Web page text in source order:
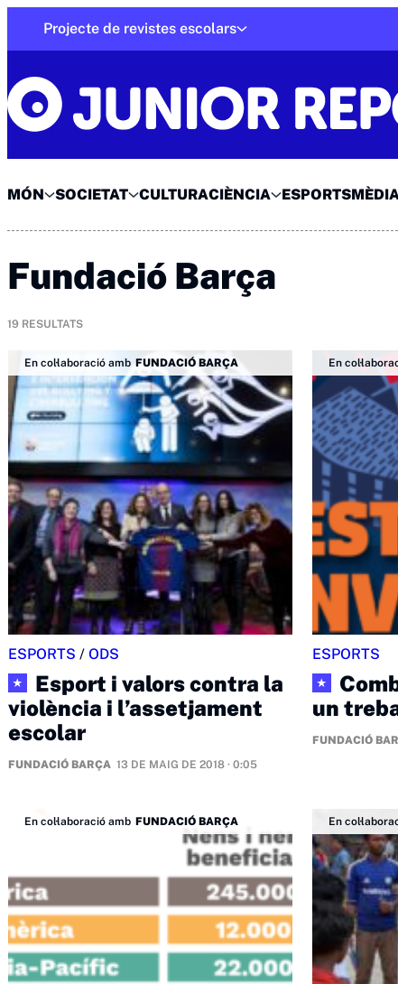
Skip
to
content
Projecte de revistes escolars
Junior Report
MÓN SOCIETAT CULTURACIÈNCIA ESPORTSMÈDIA
Fundació Barça
19 RESULTATS
En col·laboració amb FUNDACIÓ BARÇA
ESPORTS / ODS
★
Esport i valors contra la
violència i l’assetjament
escolar
FUNDACIÓ BARÇA 13 DE MAIG DE 2018 · 0:05
En
ESPORTS
★
un
FUNDACIÓ
En col·laboració amb FUNDACIÓ BARÇA En